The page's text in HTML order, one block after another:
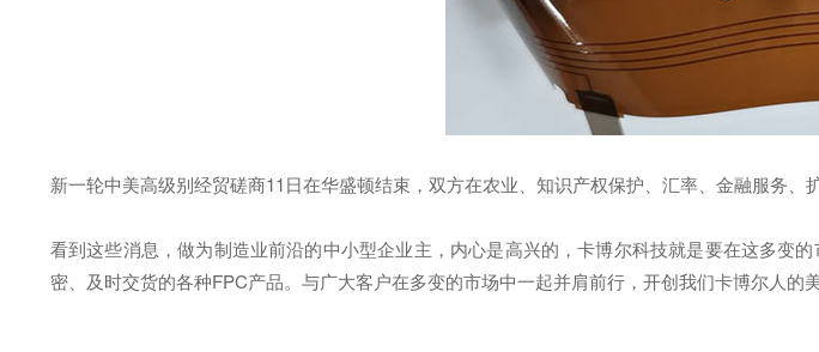
新一轮中美高级别经贸磋商11日在华盛顿结束，双方在农业、知识产权保护、汇率、金融服务
看到这些消息，做为制造业前沿的中小型企业主，内心是高兴的，卡博尔科技就是要在这多变
密、及时交货的各种FPC产品。与广大客户在多变的市场中一起并肩前行，开创我们卡博尔人的